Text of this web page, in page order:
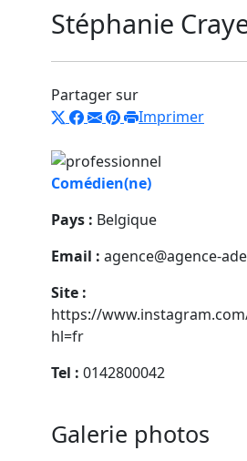
Stéphanie
Partager sur
Imprimer
Comédien(ne)
Pays : Belgique
Email : agence@agence-
Site :
https://
hl=fr
Tel : 0142800042
Galerie photos